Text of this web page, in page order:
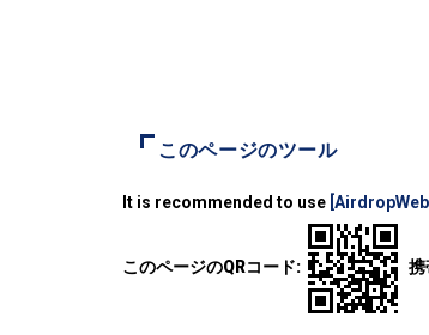
このページのツール
It is recommended to use
このページのQRコード: 携